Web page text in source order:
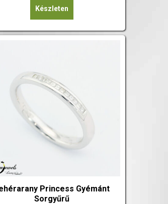
Készleten
Princess Gyémánt
Sorgyűrű